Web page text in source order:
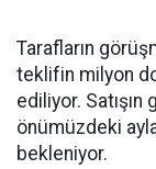
Tarafların
teklifin milyon
ediliyor.
önümüzdeki
bekleniyor.